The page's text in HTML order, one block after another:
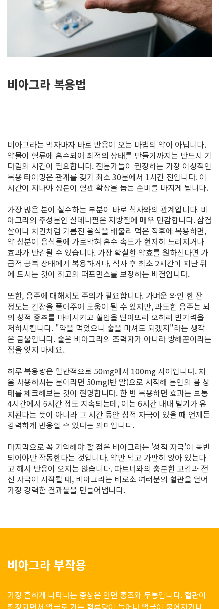
비아그라 복용법
비아그라는 먹자마자 바로 반응이 오는 마법의 약이 아닙니다.
약물이 혈류에 흡수되어 최적의 상태를 만들기까지는 반드시 기
다림의 시간이 필요합니다. 전문가들이 권장하는 가장 이상적인
복용 타이밍은 관계를 갖기 최소 30분에서 1시간 전입니다. 이
시간이 지나야 성분이 혈관 확장을 돕는 준비를 마치게 됩니다.
가장 많은 분이 실수하는 부분이 바로 식사와의 관계입니다. 비
아그라의 주성분인 실데나필은 지방질에 매우 민감합니다. 삼겹
살이나 치킨처럼 기름진 음식을 배불리 먹은 직후에 복용하면,
약 성분이 음식물에 가로막혀 흡수 속도가 현저히 느려지거나
효과가 반감될 수 있습니다. 가장 확실한 약효를 원하신다면 가
급적 공복 상태에서 복용하거나, 식사 후 최소 2시간이 지난 뒤
에 드시는 것이 최고의 퍼포먼스를 보장하는 비결입니다.
또한, 음주에 대해서도 주의가 필요합니다. 가벼운 와인 한 잔
정도는 긴장을 풀어주어 도움이 될 수 있지만, 과도한 음주는 뇌
의 성적 중추를 마비시키고 혈압을 떨어뜨려 오히려 발기력을
저하시킵니다. "약을 먹었으니 술을 마셔도 되겠지"라는 생각
은 금물입니다. 술은 비아그라의 조력자가 아니라 방해꾼이라는
점을 잊지 마세요.
하루 복용량은 일반적으로 50mg에서 100mg 사이입니다. 처
음 사용하시는 분이라면 50mg(반 알)으로 시작해 본인의 몸 상
태를 체크해보는 것이 현명합니다. 한 번 복용하면 효과는 보통
4시간에서 6시간 정도 지속되는데, 이는 6시간 내내 발기가 유
지된다는 뜻이 아니라 그 시간 동안 성적 자극이 있을 때 언제든
강력하게 반응할 수 있다는 의미입니다.
마지막으로 꼭 기억해야 할 점은 비아그라는 '성적 자극'이 동반
되어야만 작동한다는 것입니다. 약만 먹고 가만히 앉아 있는다
고 해서 반응이 오지는 않습니다. 파트너와의 충분한 교감과 전
신 자극이 시작될 때, 비아그라는 비로소 여러분의 혈관을 열어
가장 강력한 결과물을 만들어냅니다.
비아그라 부작용
가장 흔하게 나타나는 증상은 안면 홍조와 두통입니다. 혈관이
확장되면서 얼굴로 가는 혈류량이 늘어나 얼굴이 붉어지거나,